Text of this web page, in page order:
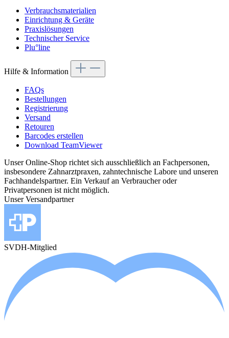
Verbrauchsmaterialien
Einrichtung & Geräte
Praxislösungen
Technischer Service
Plu°line
Hilfe & Information
FAQs
Bestellungen
Registrierung
Versand
Retouren
Barcodes erstellen
Download TeamViewer
Unser Online-Shop richtet sich ausschließlich an Fachpersonen,
insbesondere Zahnarztpraxen, zahntechnische Labore und unseren
Fachhandelspartner. Ein Verkauf an Verbraucher oder
Privatpersonen ist nicht möglich.
Unser Versandpartner
SVDH-Mitglied